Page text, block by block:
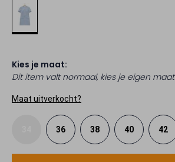
Kies je maat:
Dit item valt normaal, kies je eigen maat
Maat uitverkocht?
36 38 40 42